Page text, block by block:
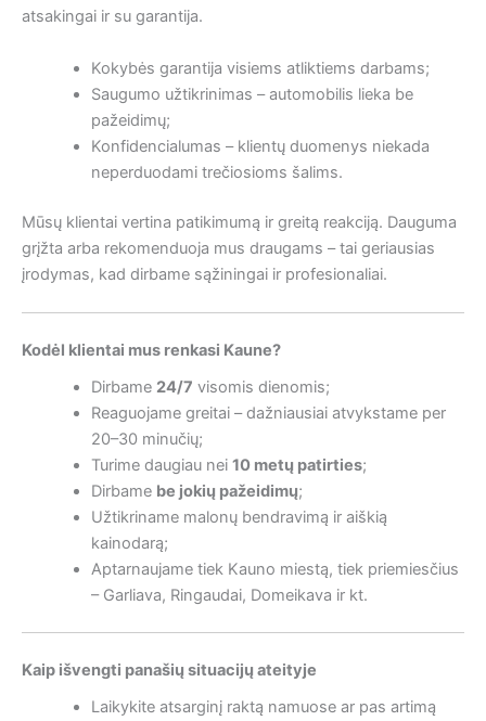
atsakingai ir su garantija.
Kokybės garantija visiems atliktiems darbams;
Saugumo užtikrinimas – automobilis lieka be
pažeidimų;
Konfidencialumas – klientų duomenys niekada
neperduodami trečiosioms šalims.
Mūsų klientai vertina patikimumą ir greitą reakciją. Dauguma
grįžta arba rekomenduoja mus draugams – tai geriausias
įrodymas, kad dirbame sąžiningai ir profesionaliai.
Kodėl klientai mus renkasi Kaune?
Dirbame 24/7 visomis dienomis;
Reaguojame greitai – dažniausiai atvykstame per
20–30 minučių;
Turime daugiau nei 10 metų patirties;
Dirbame be jokių pažeidimų;
Užtikriname malonų bendravimą ir aiškią
kainodarą;
Aptarnaujame tiek Kauno miestą, tiek priemiesčius
– Garliava, Ringaudai, Domeikava ir kt.
Kaip išvengti panašių situacijų ateityje
Laikykite atsarginį raktą namuose ar pas artimą